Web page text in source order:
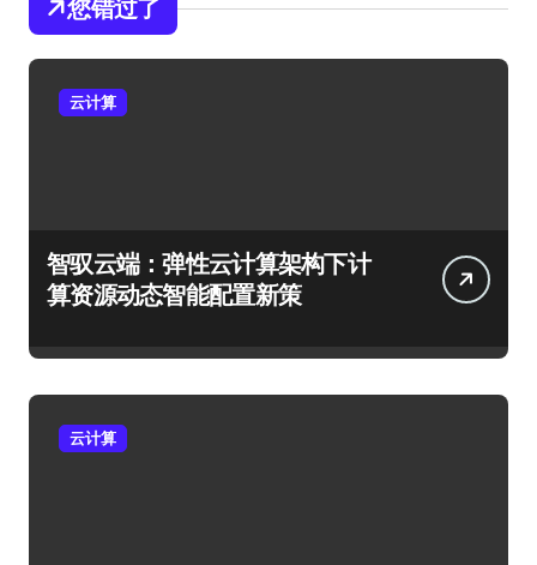
您错过了
云计算
智驭云端：弹性云计算架构下计
算资源动态智能配置新策
云计算